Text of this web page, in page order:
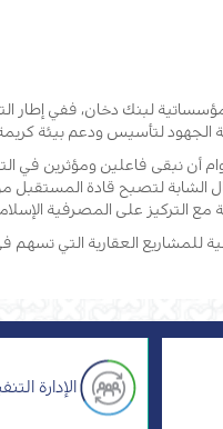
لبنك دخان، ففي إطار
لتأسيس ودعم بيئة
أن نبقى فاعلين ومؤثرين في
الشابة لتصبح قادة
التركيز على المصرفية
للمشاريع العقارية التي تسهم
الإدارة